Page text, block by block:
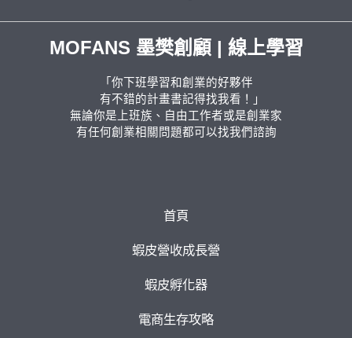
MOFANS 墨樊創顧 | 線上學習
「你下班學習和創業的好夥伴
有不錯的計畫書記得找我看！」
無論你是上班族、自由工作者或是創業家
有任何創業相關問題都可以找我們諮詢
首頁
蝦皮營收成長營
蝦皮孵化器
電商生存攻略